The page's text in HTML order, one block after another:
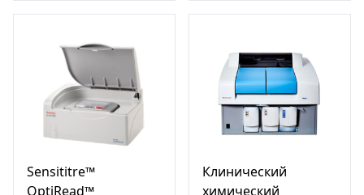
Sensititre™
OptiRead™
Клинический
химический